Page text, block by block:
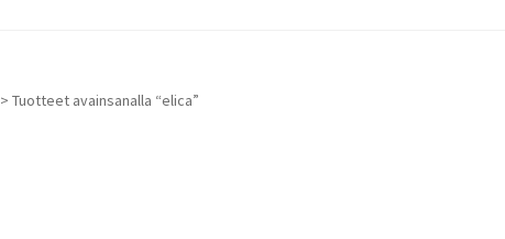
> Tuotteet avainsanalla “elica”